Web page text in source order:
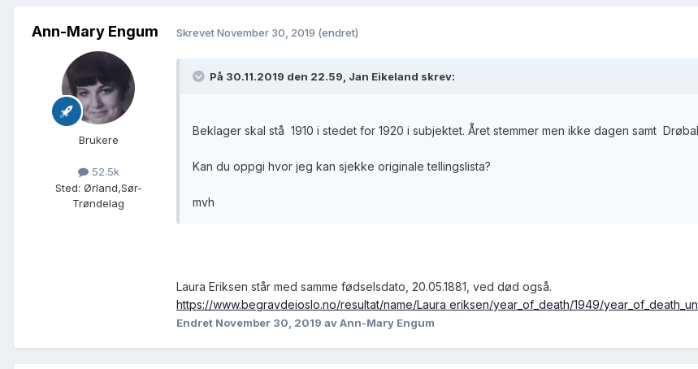
Ann-Mary Engum
Brukere
52.5k
Sted: Ørland,Sør-
Trøndelag
SkrevetNovember 30, 2019 (endret)
På 30.11.2019 den 22.59, Jan Eikeland skrev:
Beklager skal stå 1910 i stedet for 1920 i subjektet. Året stemmer men ikke dagen samt
Kan du oppgi hvor jeg kan sjekke originale tellingslista?
mvh
Laura Eriksen står med samme fødselsdato, 20.05.1881, ved død også.
https://www.begravdeioslo.no/resultat/name/Laura eriksen/year_of_death/1949/
Endret November 30, 2019 av Ann-Mary Engum